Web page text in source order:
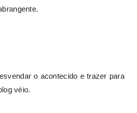
o acontecido e trazer para
véio.